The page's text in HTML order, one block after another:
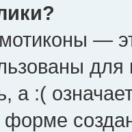
—
а :(
форме